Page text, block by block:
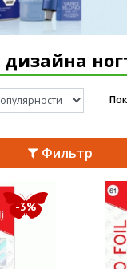
Фильтр
-3%